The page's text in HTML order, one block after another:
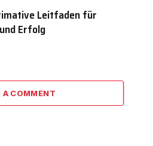
Leitfaden für
Erfolg
A COMMENT